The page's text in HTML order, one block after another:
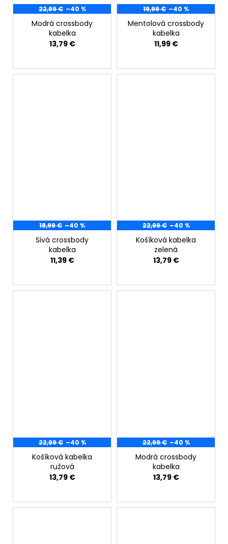
22,99 € –40 %
Modrá crossbody
kabelka
13,79 €
19,99 € –40 %
Mentolová crossbody
kabelka
11,99 €
18,99 € –40 %
Sivá crossbody
kabelka
11,39 €
22,99 € –40 %
Košíková kabelka
zelená
13,79 €
22,99 € –40 %
Košíková kabelka
ružová
13,79 €
22,99 € –40 %
Modrá crossbody
kabelka
13,79 €